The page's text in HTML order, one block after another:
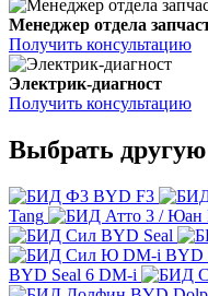
Менеджер отдела
Получить консультацию
Электрик-диагност
Получить консультацию
Выбрать
BYD F3
Tang
BYD Seal
BYD
BYD Seal 6 DM-i